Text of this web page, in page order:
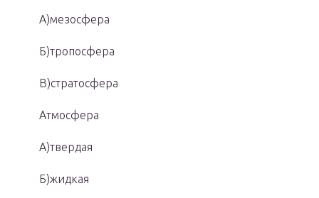
А)мезосфера
Б)тропосфера
В)стратосфера
Атмосфера
А)твердая
Б)жидкая